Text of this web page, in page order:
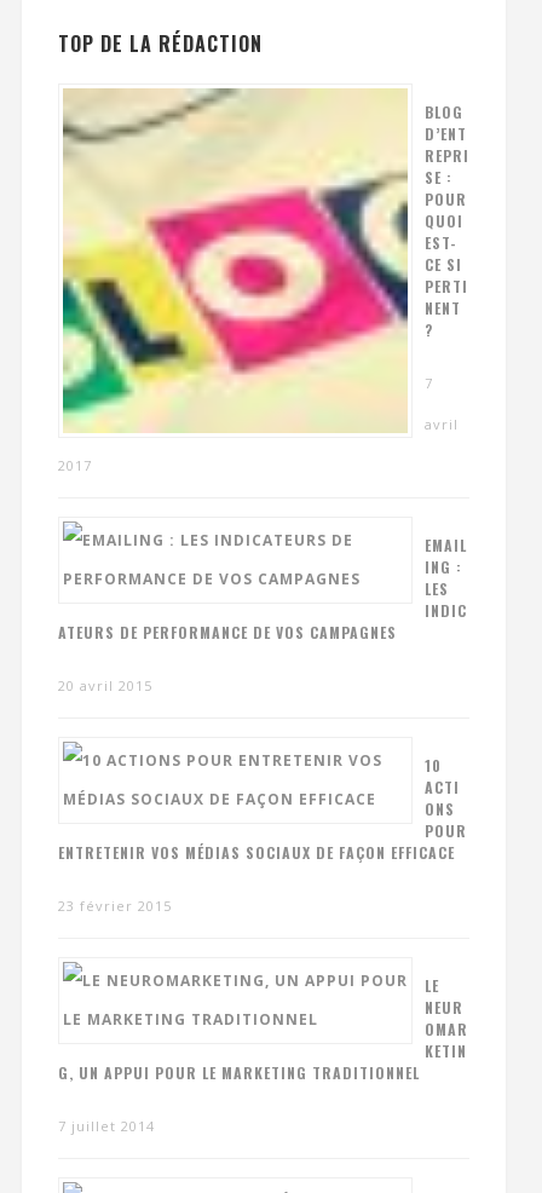
TOP DE LA RÉDACTION
BLOG
D’ENT
REPRI
SE :
POUR
QUOI
EST-
CE SI
PERTI
NENT
?
7
avril
2017
EMAIL
ING :
LES
INDIC
ATEURS DE PERFORMANCE DE VOS CAMPAGNES
20 avril 2015
10
ACTI
ONS
POUR
ENTRETENIR VOS MÉDIAS SOCIAUX DE FAÇON EFFICACE
23 février 2015
LE
NEUR
OMAR
KETIN
G, UN APPUI POUR LE MARKETING TRADITIONNEL
7 juillet 2014